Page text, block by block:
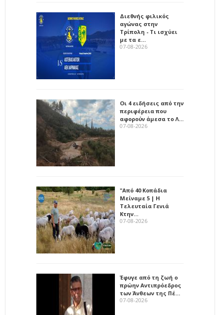
Διεθνής φιλικός
αγώνας στην
Τρίπολη - Τι ισχύει
με τα ε…
07-08-2026
Οι 4 ειδήσεις από την
περιφέρεια που
αφορούν άμεσα το Λ…
07-08-2026
"Από 40 Κοπάδια
Μείναμε 5 | Η
Τελευταία Γενιά
Κτην…
07-08-2026
Έφυγε από τη ζωή ο
πρώην Αντιπρόεδρος
των Άνθεων της Πέ…
07-08-2026